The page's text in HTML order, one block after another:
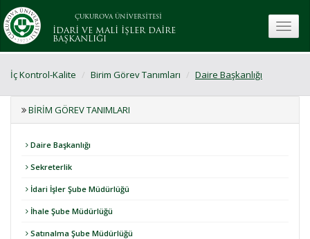
ÇUKUROVA ÜNİVERSİTESİ
İDARİ VE MALİ İŞLER DAİRE
BAŞKANLIĞI
İç Kontrol-Kalite Birim Görev Tanımları Daire Başkanlığı
BIRIM GÖREV TANIMLARI
Daire Başkanlığı
Sekreterlik
İdari İşler Şube Müdürlüğü
İhale Şube Müdürlüğü
Satınalma Şube Müdürlüğü